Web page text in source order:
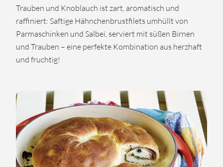
Trauben und Knoblauch ist zart, aromatisch und
raffiniert: Saftige Hähnchenbrustfilets umhüllt von
Parmaschinken und Salbei, serviert mit süßen Birnen
und Trauben – eine perfekte Kombination aus herzhaft
und fruchtig!